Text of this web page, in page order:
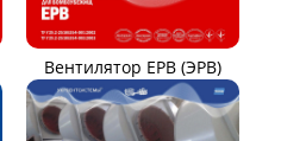
Вентилятор ЕРВ (ЭРВ)